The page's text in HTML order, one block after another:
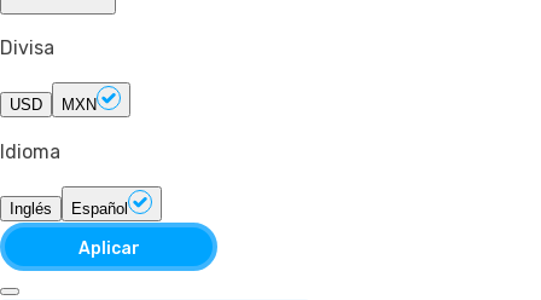
Divisa
USD MXN
Idioma
Inglés Español
Aplicar